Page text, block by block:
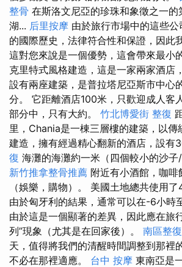
整骨 在斯洛文尼亞的珍珠和象徵之一的
湖... 后里按摩 由於旅行市場中的這些
的國際歷史，法律符合性和保證，因此
這對您來說是一個優勢，這會帶來最小
克里特式風格建造，這是一家兩家酒店
設有兩座建築，是普拉塔尼亞斯市中心
分。 它距離酒店100米，只歡迎成人客
部分中，只有大約。 竹北博愛街 整復
里，Chania是一棟三層樓的建築，以傳
建造，擁有經過精心翻新的酒店，設有
復 海灘的海灘約一米（四個較小的沙子/
新竹推拿整骨推薦 附近有小酒館，咖
（娛樂，購物）。 美國土地總共使用了
由於匈牙利的結果，通常可以在-6小時
由於這是一個顯著的差異，因此應在旅
列”現象（尤其是在回家後）。 南區整復
天，值得將我們的清醒時間調整到那裡
不必在那裡適應。 台中 按摩 東南亞是